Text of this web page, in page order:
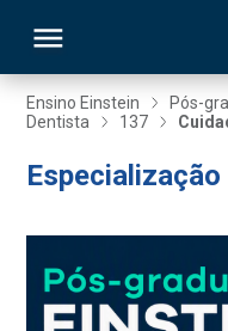
Ensino Einstein Pós-
Dentista
137
Especialização